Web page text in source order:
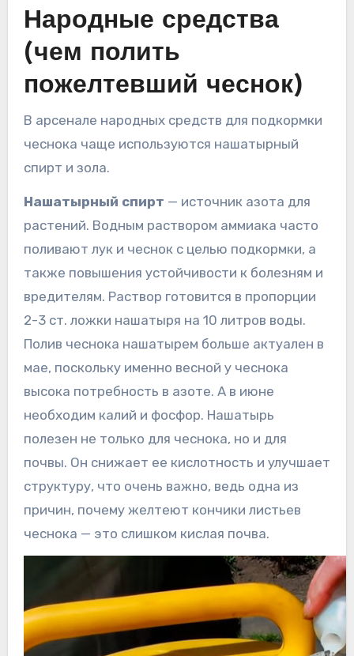
Народные средства
(чем полить
пожелтевший чеснок)
В арсенале народных средств для подкормки
чеснока чаще используются нашатырный
спирт и зола.
Нашатырный спирт — источник азота для
растений. Водным раствором аммиака часто
поливают лук и чеснок с целью подкормки, а
также повышения устойчивости к болезням и
вредителям. Раствор готовится в пропорции
2-3 ст. ложки нашатыря на 10 литров воды.
Полив чеснока нашатырем больше актуален в
мае, поскольку именно весной у чеснока
высока потребность в азоте. А в июне
необходим калий и фосфор. Нашатырь
полезен не только для чеснока, но и для
почвы. Он снижает ее кислотность и улучшает
структуру, что очень важно, ведь одна из
причин, почему желтеют кончики листьев
чеснока — это слишком кислая почва.